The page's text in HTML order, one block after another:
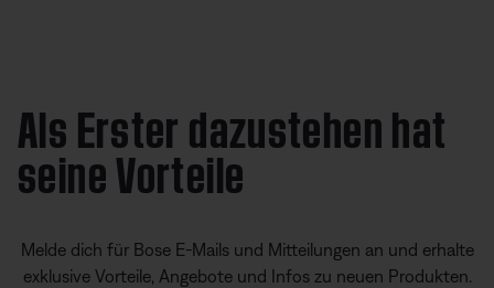
Als Erster dazustehen hat
seine Vorteile
Melde dich für Bose E-Mails und Mitteilungen an und erhalte
exklusive Vorteile, Angebote und Infos zu neuen Produkten.